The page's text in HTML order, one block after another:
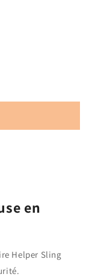
en
Helper Sling